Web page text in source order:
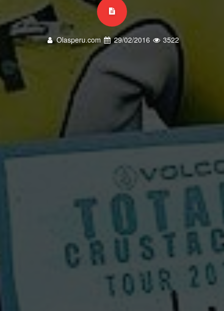
Olasperu.com 29/02/2016 3522